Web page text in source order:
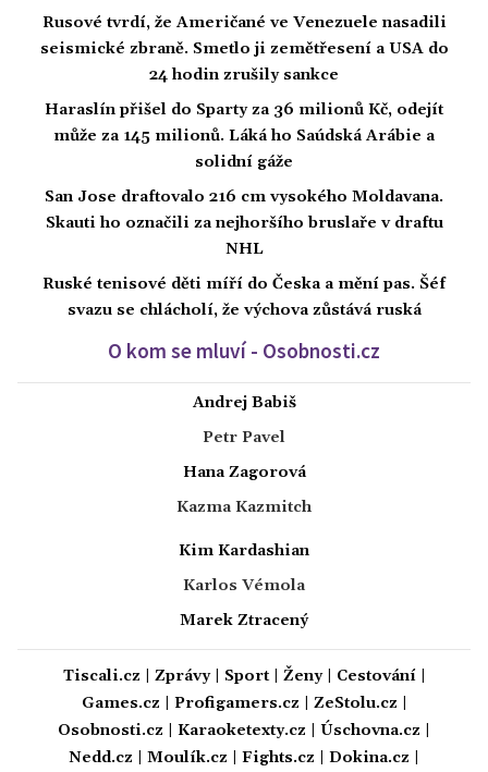
Rusové tvrdí, že Američané ve Venezuele nasadili
seismické zbraně. Smetlo ji zemětřesení a USA do
24 hodin zrušily sankce
Haraslín přišel do Sparty za 36 milionů Kč, odejít
může za 145 milionů. Láká ho Saúdská Arábie a
solidní gáže
San Jose draftovalo 216 cm vysokého Moldavana.
Skauti ho označili za nejhoršího bruslaře v draftu
NHL
Ruské tenisové děti míří do Česka a mění pas. Šéf
svazu se chlácholí, že výchova zůstává ruská
O kom se mluví - Osobnosti.cz
Andrej Babiš
Petr Pavel
Hana Zagorová
Kazma Kazmitch
Kim Kardashian
Karlos Vémola
Marek Ztracený
Tiscali.cz Zprávy| Sport| Ženy| Cestování|
Games.cz
Profigamers.cz ZeStolu.cz
Osobnosti.cz
Karaoketexty.cz Úschovna.cz
Nedd.cz
Moulík.cz Fights.cz Dokina.cz